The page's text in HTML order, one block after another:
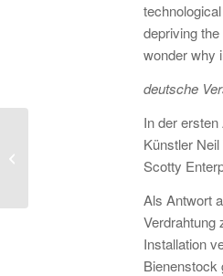
depriving
wonder why
deutsche
In der
Künstler
Scotty
Als Antwort
Verdrahtung
Installation
Bienenstock
Man spricht vom Krieg